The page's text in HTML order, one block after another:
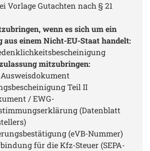
Vorlage Gutachten nach § 21
wenn es sich um ein
einem Nicht-EU-Staat handelt:
mitzubringen:
Teil II
/ EWG-
(Datenblatt
(eVB-Nummer)
für die Kfz-Steuer (SEPA-